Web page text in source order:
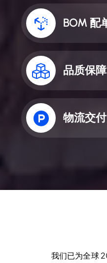
BOM 配
品质保
物流交
我们已为全球